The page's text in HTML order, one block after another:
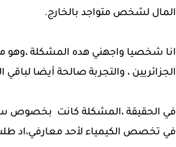
المال لشخص متواجد بالخارج.
انا شخصيا واجهني هده المشكلة ،وهو
الجزائريين ، والتجربة صالحة أيضا لباقي
في الحقيقة ،المشكلة كانت بخصوص
في تخصص الكيمياء لأحد معارفي،اد طلب منه تسديد مبلغ 250